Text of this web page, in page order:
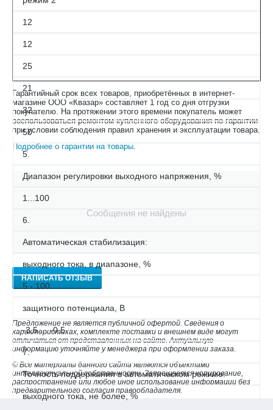
12
12
25
21
32
50
5.
Диапазон регулировки выходного напряжения, %
1...100
6.
Автоматическая стабилизация:
выходного тока, в диапазоне, %
5 - 100
защитного потенциала, В
-3,5 ... -0,5
7.
Точность поддержания в автоматическом режиме:
выходного тока, не более, %
Гарантийный срок всех товаров, приобретённых в интернет-
магазине ООО «Квазар» составляет 1 год со дня отгрузки
покупателю. На протяжении этого времени покупатель может
воспользоваться ремонтом купленного оборудования по гарантии
при условии соблюдения правил хранения и эксплуатации товара.
Подробнее о гарантии на товары
Сообщения не найдены
НАПИСАТЬ ОТЗЫВ
Предложение не является публичной офертой. Сведения о
характеристиках, комплекте поставки и внешнем виде могут
отличаться от представленных на сайте. Актуальную
информацию уточняйте у менеджера при оформлении заказа.
© Все материалы данного сайта являются объектами
интеллектуальной собственности. Запрещается копирование,
распространение или любое иное использование информации без
предварительного согласия правообладателя.